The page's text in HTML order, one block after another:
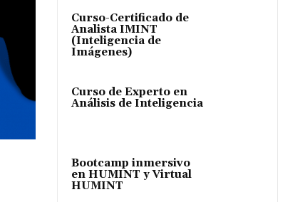
Curso-Certificado de
Analista IMINT
(Inteligencia de
Imágenes)
Curso de Experto en
Análisis de Inteligencia
Bootcamp inmersivo
en HUMINT y Virtual
HUMINT